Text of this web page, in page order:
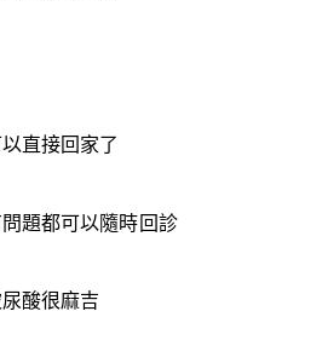
直接回家了
題都可以隨時回診
酸很麻吉